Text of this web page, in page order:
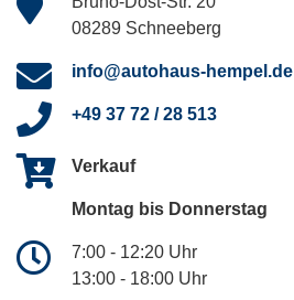
08289 Schneeberg
info@autohaus-hempel.de
+49 37 72 / 28 513
Verkauf
Montag bis Donnerstag
7:00 - 12:20 Uhr
13:00 - 18:00 Uhr